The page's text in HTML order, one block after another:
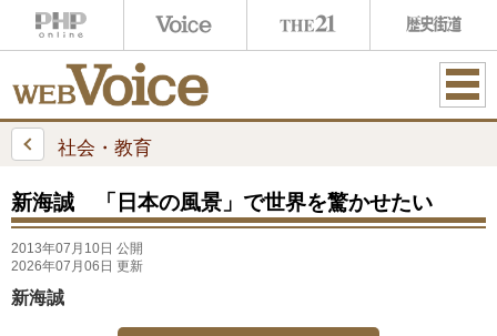
ME
社会・教育
新海誠 「日本の風景」で世界を驚かせたい
2013年07月10日 公開
2026年07月06日 更新
新海誠